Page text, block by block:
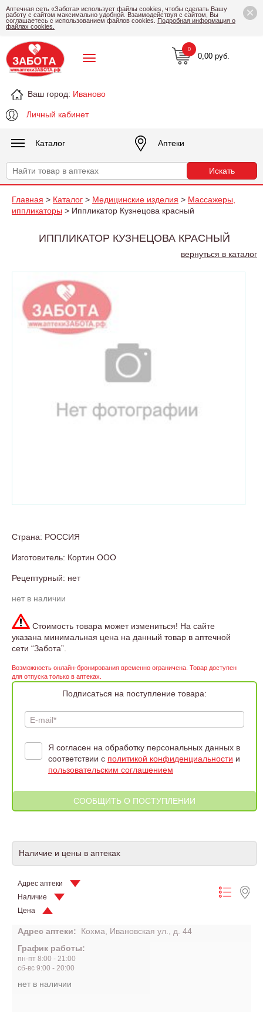
×
Аптечная сеть «Забота» использует файлы cookies, чтобы сделать Вашу
работу с сайтом максимально удобной. Взаимодействуя с сайтом, Вы
соглашаетесь с использованием файлов cookies. Подробная информация о
файлах cookies.
Ваш город: Иваново
Личный кабинет
0,00 руб.
0
Каталог Аптеки
Главная > Каталог > Медицинские изделия > Массажеры,
иппликаторы > Иппликатор Кузнецова красный
ИППЛИКАТОР КУЗНЕЦОВА КРАСНЫЙ
вернуться в каталог
Страна: РОССИЯ
Изготовитель: Кортин ООО
Рецептурный: нет
нет в наличии
Стоимость товара может измениться! На сайте
указана минимальная цена на данный товар в аптечной
сети “Забота”.
Возможность онлайн-бронирования временно ограничена. Товар доступен
для отпуска только в аптеках.
Подписаться на поступление товара:
E-mail*
Я согласен на обработку персональных данных в
соответствии с политикой конфиденциальности и
пользовательским соглашением
Наличие и цены в аптеках
Адрес аптеки
Наличие
Цена
Адрес аптеки:
Кохма, Ивановская ул., д. 44
График работы:
пн-пт 8:00 - 21:00
сб-вс 9:00 - 20:00
нет в наличии